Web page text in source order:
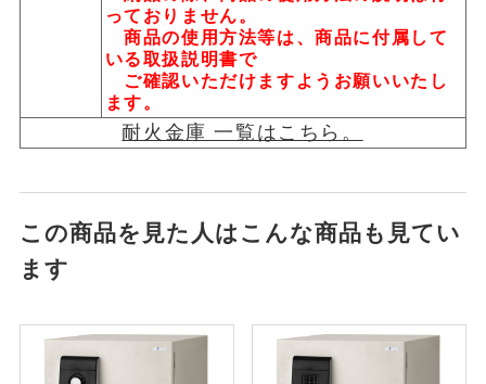
っておりません。
商品の使用方法等は、商品に付属して
いる取扱説明書で
ご確認いただけますようお願いいたし
ます。
耐火金庫 一覧はこちら。
この商品を見た人はこんな商品も見てい
ます